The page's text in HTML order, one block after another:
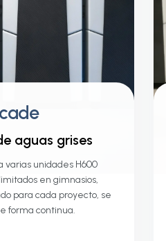
aguas grises
varias unidades H600
en gimnasios,
para cada proyecto, se
forma continua.